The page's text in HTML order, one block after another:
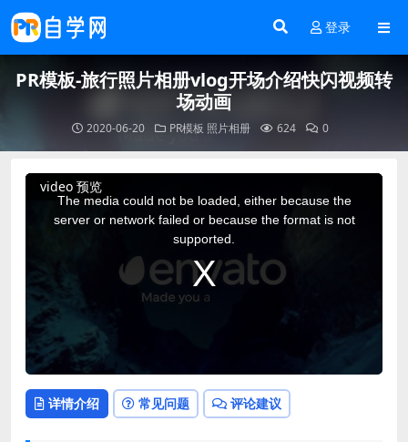
登录
PR模板-旅行照片相册vlog开场介绍快闪视频转
场动画
2020-06-20 PR模板 照片相册 624 0
video 预览
This
The media could not be loaded, either because the
server or network failed or because the format is not
supported.
详情介绍 常见问题 评论建议